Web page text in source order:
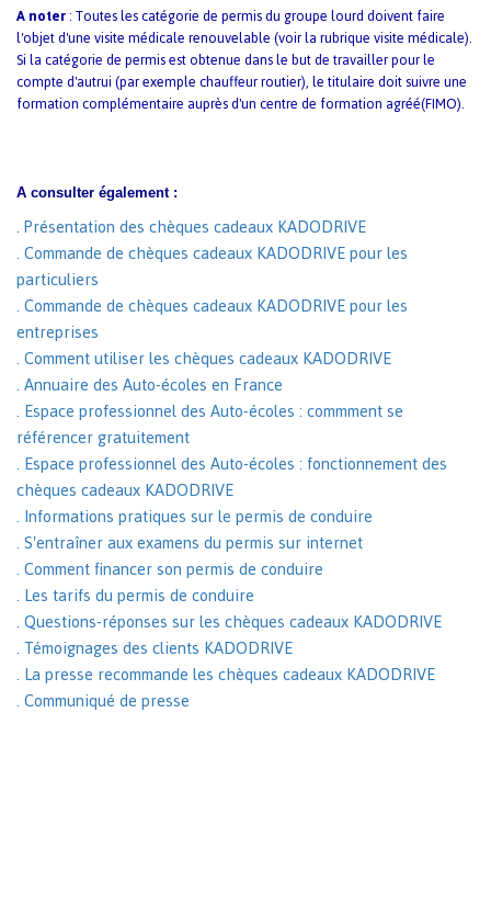
A noter: Toutes les catégorie de permis du groupe lourd doivent faire
l'objet d'une visite médicale renouvelable (voir la rubrique visite médicale).
Si la catégorie de permis est obtenue dans le but de travailler pour le
compte d'autrui (par exemple chauffeur routier), le titulaire doit suivre une
formation complémentaire auprès d'un centre de formation agréé(FIMO).
A consulter également :
. Présentation des chèques cadeaux KADODRIVE
. Commande de chèques cadeaux KADODRIVE pour les
particuliers
. Commande de chèques cadeaux KADODRIVE pour les
entreprises
. Comment utiliser les chèques cadeaux KADODRIVE
. Annuaire des Auto-écoles en France
. Espace professionnel des Auto-écoles : commment se
référencer gratuitement
. Espace professionnel des Auto-écoles : fonctionnement des
chèques cadeaux KADODRIVE
. Informations pratiques sur le permis de conduire
. S'entraîner aux examens du permis sur internet
. Comment financer son permis de conduire
. Les tarifs du permis de conduire
. Questions-réponses sur les chèques cadeaux KADODRIVE
. Témoignages des clients KADODRIVE
. La presse recommande les chèques cadeaux KADODRIVE
. Communiqué de presse